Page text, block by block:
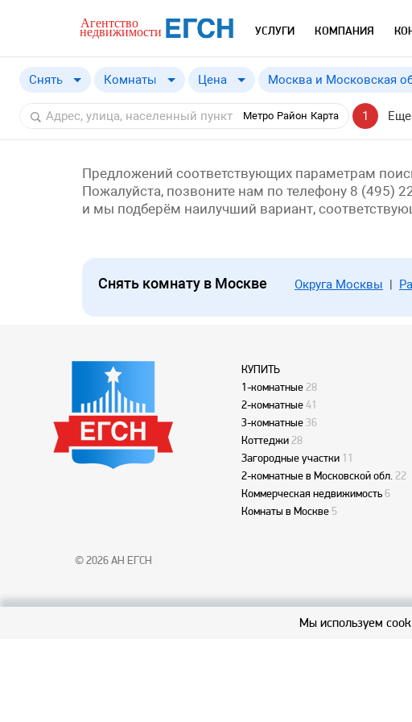
УСЛУГИ КОМПАНИЯ
Снять
Купить
Снять
Комнаты Цена
от до
Москва и Московская
Москва и Московская обл.
Москва
Московская обл.
Метро Район Карта 1
Предложений соответствующих параметрам
Пожалуйста, позвоните нам по телефону 8 (495)
и мы подберём наилучший вариант,
Снять комнату в Москве Округа Москвы |
© 2026 АН ЕГСН
КУПИТЬ
1-комнатные 28
2-комнатные 41
3-комнатные 36
Коттеджи 28
Загородные участки 11
2-комнатные в Московской обл. 22
Коммерческая недвижимость 6
Комнаты в Москве 5
Мы используем